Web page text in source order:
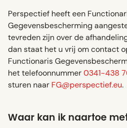
Perspectief heeft een
Gegevensbescherming
tevreden zijn over de
dan staat het u vrij om contact
Functionaris
het telefoonnummer0341-438
sturen naar FG@perspectief.eu.
Waar kan ik naartoe